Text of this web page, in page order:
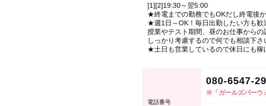
[1][2]19:30～翌5:00
★終電までの勤務でもOKだし終電後
★週1日～OK！毎日出勤したい方も歓
授業やテスト期間、昼のお仕事からの
しっかり考慮するので何でも相談下さ
★土日も営業しているので休日にも稼
電話番号
080-6547-
※「ガールズバーウ